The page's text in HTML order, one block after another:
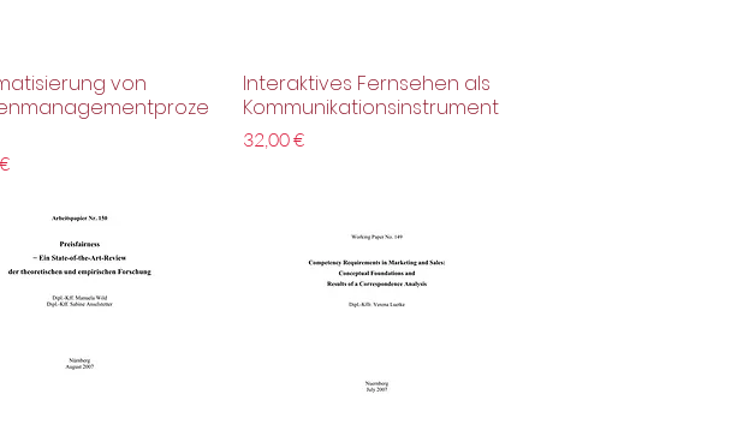
Schnellansicht
von
Schnellansicht
Interaktives Fernsehen als
Kommunikationsinstrument
Preis
32,00 €